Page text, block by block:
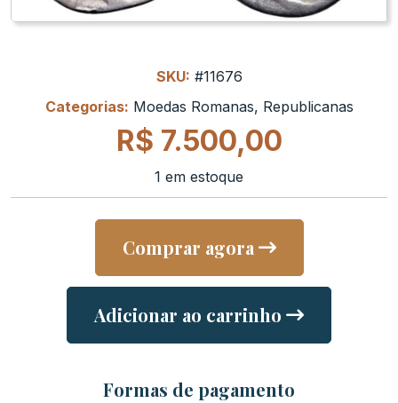
SKU: #11676
Categorias: Moedas Romanas, Republicanas
R$ 7.500,00
1 em estoque
Comprar agora
Adicionar ao carrinho
Formas de pagamento